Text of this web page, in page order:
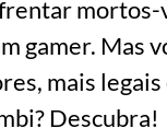
mortos-
gamer. Mas
mais
Descubra!